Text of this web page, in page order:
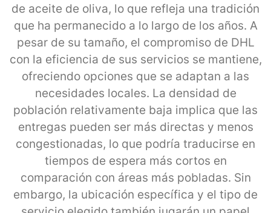
de aceite de oliva, lo que refleja una tradición
que ha permanecido a lo largo de los años. A
pesar de su tamaño, el compromiso de DHL
con la eficiencia de sus servicios se mantiene,
ofreciendo opciones que se adaptan a las
necesidades locales. La densidad de
población relativamente baja implica que las
entregas pueden ser más directas y menos
congestionadas, lo que podría traducirse en
tiempos de espera más cortos en
comparación con áreas más pobladas. Sin
embargo, la ubicación específica y el tipo de